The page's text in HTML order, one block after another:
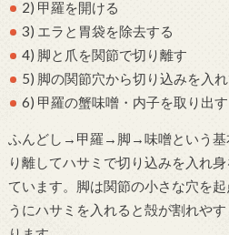
2) 甲羅を開ける
3) エラと胃袋を除去する
4) 脚と爪を関節で切り離す
5) 脚の関節穴から切り込みを入
6) 甲羅の蟹味噌・内子を取り出す
ふんどし→甲羅→脚→味噌という基
り離してハサミで切り込みを入れ
ています。脚は関節の小さな穴を
うにハサミを入れると殻が割れや